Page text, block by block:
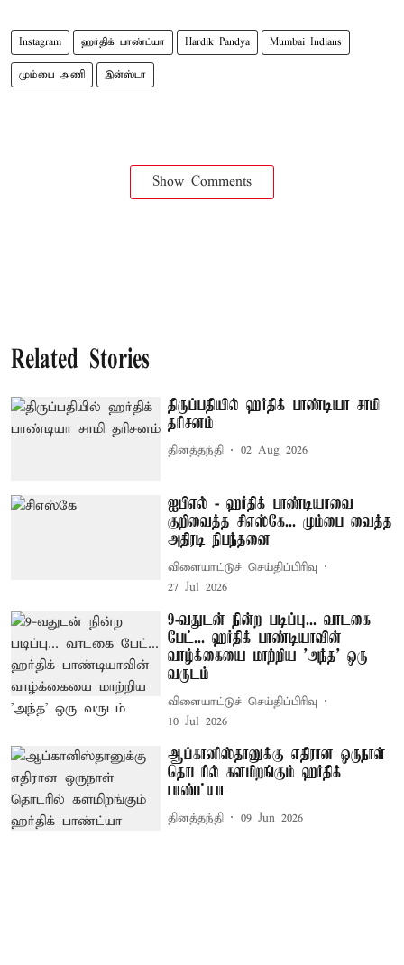
Instagram ஹர்திக் பாண்ட்யா Hardik Pandya Mumbai Indians
மும்பை அணி இன்ஸ்டா
Show Comments
Related Stories
திருப்பதியில் ஹர்திக் பாண்டியா சாமி
தரிசனம்
தினத்தந்தி 02 Aug 2026
ஐபிஎல் - ஹர்திக் பாண்டியாவை
குறிவைத்த சிஎஸ்கே... மும்பை வைத்த
அதிரடி நிபந்தனை
விளையாட்டுச் செய்திப்பிரிவு
27 Jul 2026
9-வதுடன் நின்ற படிப்பு... வாடகை
பேட்... ஹர்திக் பாண்டியாவின்
வாழ்க்கையை மாற்றிய 'அந்த' ஒரு
வருடம்
விளையாட்டுச் செய்திப்பிரிவு
10 Jul 2026
ஆப்கானிஸ்தானுக்கு எதிரான ஒருநாள்
தொடரில் களமிறங்கும் ஹர்திக்
பாண்ட்யா
தினத்தந்தி 09 Jun 2026